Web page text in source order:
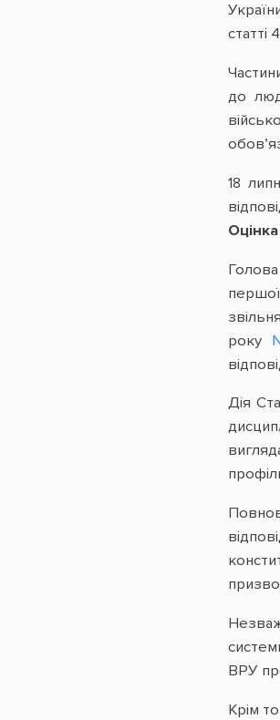
до
18
року
Дія
ВРУ
Крім